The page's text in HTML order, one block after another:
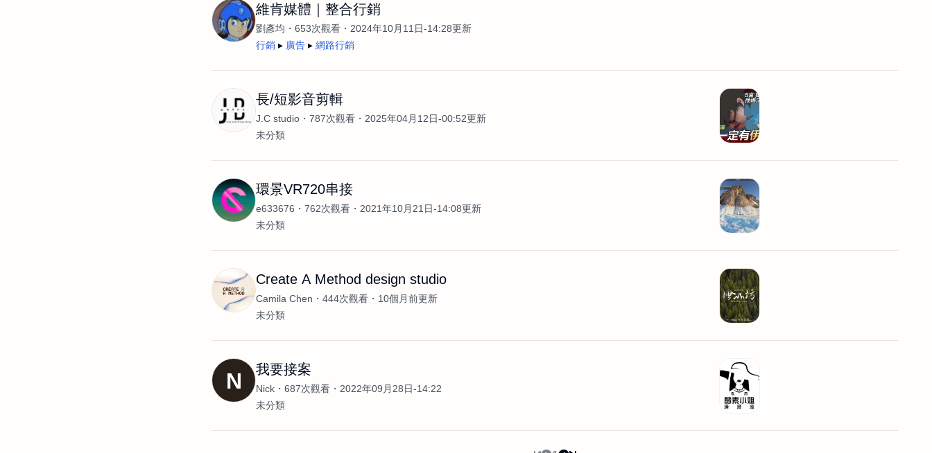
維肯媒體｜整合行銷
劉彥均 653次觀看
2024年10月11日-14:28更新
行銷
廣告 網路行銷
長/短影音剪輯
J.C studio 787次觀看
2025年04月12日-00:52更新
未分類
環景VR720串接
e633676 762次觀看
2021年10月21日-14:08更新
未分類
Create A Method design studio
Camila Chen 444次觀看
10個月前更新
未分類
N 我要接案
Nick 687次觀看
2022年09月28日-14:22
未分類